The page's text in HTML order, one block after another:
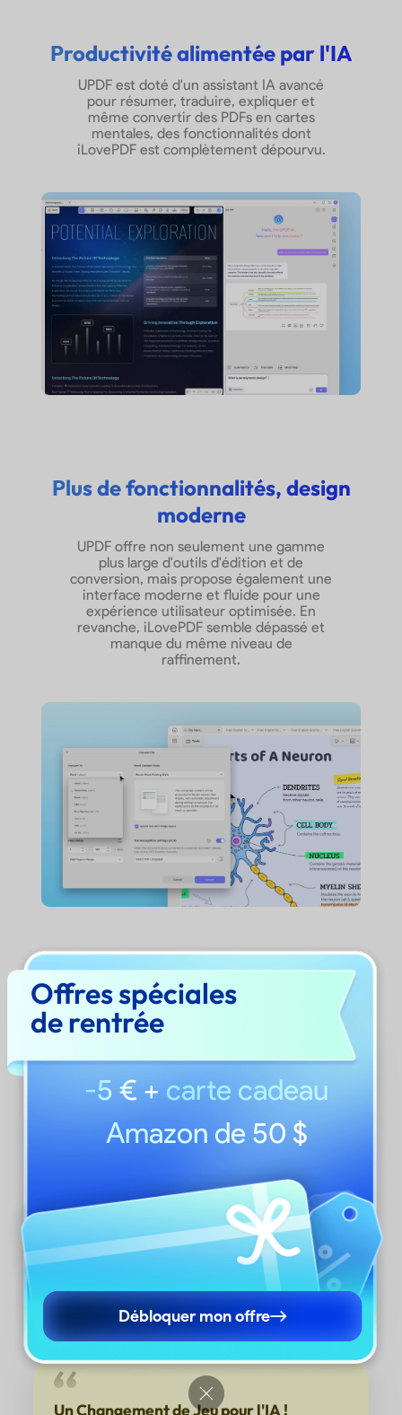
Diaporama PDF
Rechercher du texte
Annoter un PDF
Ajouter des zones de
texte, notes autocollantes,
dessiner librement
Surligner/barrer/souligner
le texte
Gérer la liste
Rendre un PDF numérisé
consultable et modifiable
Afficher plus
Productivité alimentée par l'IA
UPDF est doté d'un assistant IA avancé
pour résumer, traduire, expliquer et
même convertir des PDFs en cartes
mentales, des fonctionnalités dont
iLovePDF est complètement dépourvu.
Plus de fonctionnalités, design
moderne
UPDF offre non seulement une gamme
plus large d'outils d'édition et de
conversion, mais propose également une
interface moderne et fluide pour une
expérience utilisateur optimisée. En
revanche, iLovePDF semble dépassé et
manque du même niveau de
raffinement.
Pourquoi les clients choisissent
UPDF plutôt qu'iLovePDF ?
Offres spéciales
de rentrée
-5 € + carte cadeau
Amazon de 50 $
Débloquer mon offre